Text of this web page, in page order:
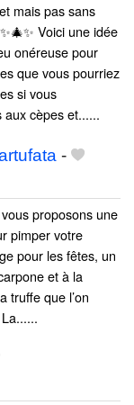
mais pas sans
Voici une idée
onéreuse pour
que vous pourriez
si vous
aux cèpes et......
-
proposons une
pimper votre
pour les fêtes, un
et à la
truffe que l’on